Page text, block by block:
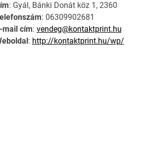
: Gyál, Bánki Donát köz 1, 2360
: 06309902681
mail cím: vendeg@kontaktprint.hu
: http://kontaktprint.hu/wp/